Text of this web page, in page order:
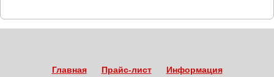
Главная Прайс-лист
Информация